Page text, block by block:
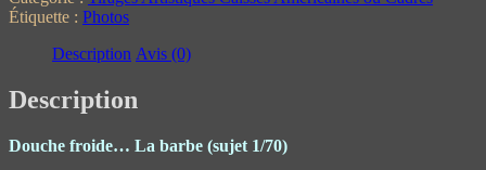
Étiquette : Photos
Description Avis (0)
Description
Douche froide… La barbe (sujet 1/70)